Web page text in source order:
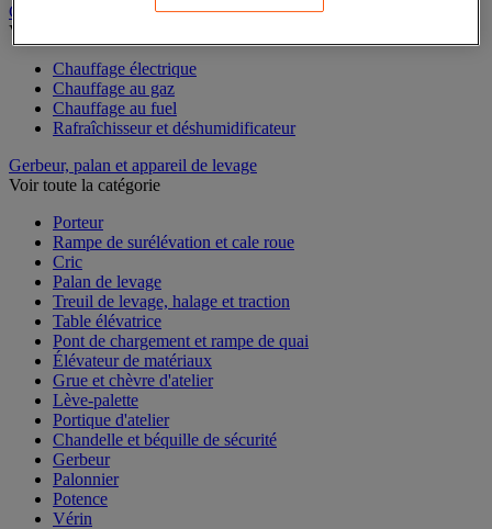
Chauffage, rafraîchisseur et déshumidificateur
Voir toute la catégorie
Chauffage électrique
Chauffage au gaz
Chauffage au fuel
Rafraîchisseur et déshumidificateur
Gerbeur, palan et appareil de levage
Voir toute la catégorie
Porteur
Rampe de surélévation et cale roue
Cric
Palan de levage
Treuil de levage, halage et traction
Table élévatrice
Pont de chargement et rampe de quai
Élévateur de matériaux
Grue et chèvre d'atelier
Lève-palette
Portique d'atelier
Chandelle et béquille de sécurité
Gerbeur
Palonnier
Potence
Vérin